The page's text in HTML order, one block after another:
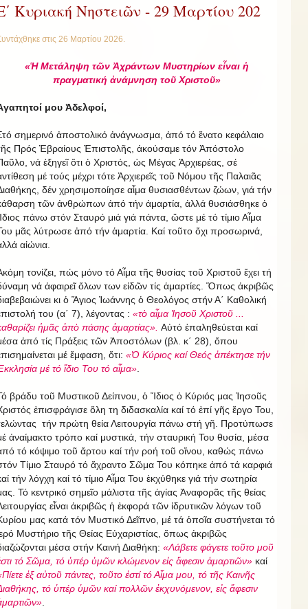
Κυριακή Νηστειῶν - 29 Μαρτίου 202
στις 26 Μαρτίου 2026.
«Ἡ Μετάληψη τῶν Ἀχράντων Μυστηρίων εἶναι ἡ
πραγματική ἀνάμνηση τοῦ Χριστοῦ»
μου Ἀδελφοί,
σημερινό ἀποστολικό ἀνάγνωσμα, ἀπό τό ἕνατο κεφάλαιο
Πρός Ἑβραίους Ἐπιστολῆς, ἀκούσαμε τόν Ἀπόστολο
νά ἐξηγεῖ ὅτι ὁ Χριστός, ὡς Μέγας Ἀρχιερέας, σέ
μέ τούς μέχρι τότε Ἀρχιερεῖς τοῦ Νόμου τῆς Παλαιᾶς
δέν χρησιμοποίησε αἷμα θυσιασθέντων ζώων, γιά τήν
τῶν ἀνθρώπων ἀπό τήν ἁμαρτία, ἀλλά θυσιάσθηκε ὁ
πάνω στόν Σταυρό μιά γιά πάντα, ὥστε μέ τό τίμιο Αἷμα
μᾶς λύτρωσε ἀπό τήν ἁμαρτία. Καί τοῦτο ὄχι προσωρινά,
αἰώνια.
τονίζει, πώς μόνο τό Αἷμα τῆς θυσίας τοῦ Χριστοῦ ἔχει τή
νά ἀφαιρεῖ ὅλων των εἰδῶν τίς ἁμαρτίες. Ὅπως ἀκριβῶς
κι ὁ Ἅγιος Ἰωάννης ὁ Θεολόγος στήν Α΄ Καθολική
του (α΄ 7), λέγοντας : «τὸ αἷμα Ἰησοῦ Χριστοῦ ...
ἡμᾶς ἀπὸ πάσης ἁμαρτίας». Αὐτό ἐπαληθεύεται καί
ἀπό τίς Πράξεις τῶν Ἀποστόλων (βλ. κ΄ 28), ὅπου
μέ ἔμφαση, ὅτι: «Ὁ Κύριος καί Θεός ἀπέκτησε τήν
μέ τό ἴδιο Του τό αἷμα»
βράδυ τοῦ Μυστικοῦ Δείπνου, ὁ Ἴδιος ὁ Κύριός μας Ἰησοῦς
ἐπισφράγισε ὅλη τη διδασκαλία καί τό ἐπί γῆς ἔργο Του,
τήν πρώτη θεία Λειτουργία πάνω στή γῆ. Προτύπωσε
ἀναίμακτο τρόπο καί μυστικά, τήν σταυρική Του θυσία, μέσα
τό κόψιμο τοῦ ἄρτου καί τήν ροή τοῦ οἴνου, καθώς πάνω
Τίμιο Σταυρό τό ἄχραντο Σῶμα Του κόπηκε ἀπό τά καρφιά
τήν λόγχη καί τό τίμιο Αἷμα Του ἐκχύθηκε γιά τήν σωτηρία
Τό κεντρικό σημεῖο μάλιστα τῆς ἁγίας Ἀναφορᾶς τῆς θείας
εἶναι ἀκριβῶς ἡ ἐκφορά τῶν ἱδρυτικῶν λόγων τοῦ
μας κατά τόν Μυστικό Δεῖπνο, μέ τά ὁποῖα συστήνεται τό
Μυστήριο τῆς Θείας Εὐχαριστίας, ὅπως ἀκριβῶς
μέσα στήν Καινή Διαθήκη: «Λάβετε φάγετε τοῦτο μοῦ
τό Σῶμα, τό ὑπέρ ὑμῶν κλώμενον εἰς ἄφεσιν ἁμαρτιῶν» καί
ἐξ αὐτοῦ πάντες, τοῦτο ἐστί τό Αἷμα μου, τό τῆς Καινῆς
τό ὑπέρ ὑμῶν καί πολλῶν ἐκχυνόμενον, εἰς ἄφεσιν